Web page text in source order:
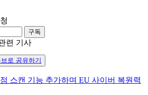
구독
련 기사
스캔 기능 추가하며 EU 사이버 복원력